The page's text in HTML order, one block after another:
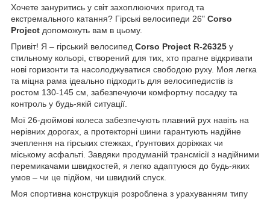
Хочете зануритись у світ захоплюючих пригод та
екстремального катання? Гірські велосипеди 26" Corso
Project допоможуть вам в цьому.
Привіт! Я – гірський велосипед Corso Project R-26325 у
стильному кольорі, створений для тих, хто прагне відкривати
нові горизонти та насолоджуватися свободою руху. Моя легка
та міцна рама ідеально підходить для велосипедистів із
ростом 130-145 см, забезпечуючи комфортну посадку та
контроль у будь-якій ситуації.
Мої 26-дюймові колеса забезпечують плавний рух навіть на
нерівних дорогах, а протекторні шини гарантують надійне
зчеплення на гірських стежках, ґрунтових доріжках чи
міському асфальті. Завдяки продуманій трансмісії з надійними
перемикачами швидкостей, я легко адаптуюся до будь-яких
умов – чи це підйом, чи швидкий спуск.
Моя спортивна конструкція розроблена з урахуванням типу